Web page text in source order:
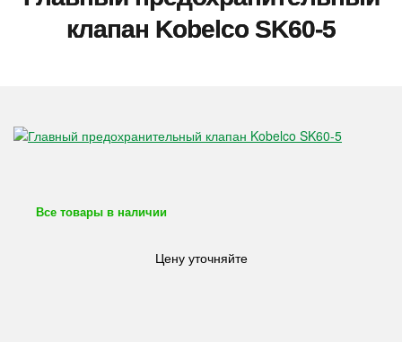
клапан Kobelco SK60-5
Все товары в наличии
Цену уточняйте